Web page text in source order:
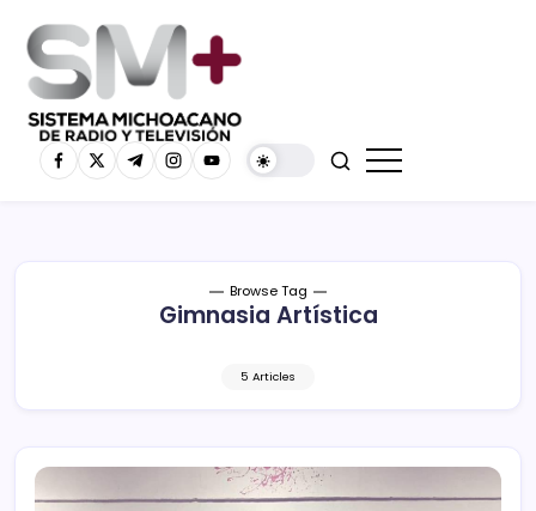
Browse Tag
Gimnasia Artística
5 Articles